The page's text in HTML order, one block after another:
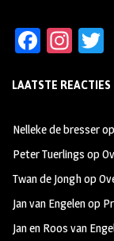
Fa
b
oo
k
In
ag
m
tt
LAATSTE REACTIES
Nelleke de bresserop
Peter Tuerlings op
Twan de Jonghop
Jan van Engelenop
Jan en Roos van